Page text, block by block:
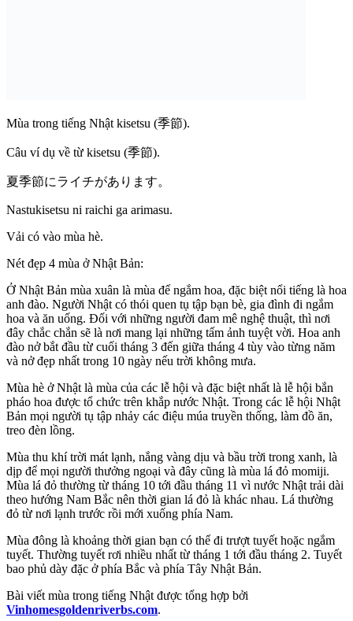
Mùa trong tiếng Nhật kisetsu (季節).
Câu ví dụ về từ kisetsu (季節).
夏季節にライチがあります。
Nastukisetsu ni raichi ga arimasu.
Vải có vào mùa hè.
Nét đẹp 4 mùa ở Nhật Bản:
Ở Nhật Bản mùa xuân là mùa để ngắm hoa, đặc biệt nổi tiếng là hoa
anh đào. Người Nhật có thói quen tụ tập bạn bè, gia đình đi ngắm
hoa và ăn uống. Đối với những người đam mê nghệ thuật, thì nơi
đây chắc chắn sẽ là nơi mang lại những tấm ảnh tuyệt vời. Hoa anh
đào nở bắt đầu từ cuối tháng 3 đến giữa tháng 4 tùy vào từng năm
và nở đẹp nhất trong 10 ngày nếu trời không mưa.
Mùa hè ở Nhật là mùa của các lễ hội và đặc biệt nhất là lễ hội bắn
pháo hoa được tổ chức trên khắp nước Nhật. Trong các lễ hội Nhật
Bản mọi người tụ tập nhảy các điệu múa truyền thống, làm đồ ăn,
treo đèn lồng.
Mùa thu khí trời mát lạnh, nắng vàng dịu và bầu trời trong xanh, là
dịp để mọi người thưởng ngoại và đây cũng là mùa lá đỏ momiji.
Mùa lá đỏ thường từ tháng 10 tới đầu tháng 11 vì nước Nhật trải dài
theo hướng Nam Bắc nên thời gian lá đỏ là khác nhau. Lá thường
đỏ từ nơi lạnh trước rồi mới xuống phía Nam.
Mùa đông là khoảng thời gian bạn có thể đi trượt tuyết hoặc ngắm
tuyết. Thường tuyết rơi nhiều nhất từ tháng 1 tới đầu tháng 2. Tuyết
bao phủ dày đặc ở phía Bắc và phía Tây Nhật Bản.
Bài viết mùa trong tiếng Nhật được tổng hợp bởi
Vinhomesgoldenriverbs.com.